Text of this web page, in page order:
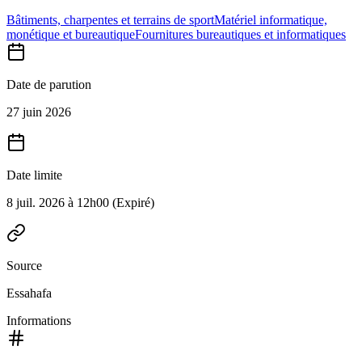
Bâtiments, charpentes et terrains de sportMatériel informatique,
monétique et bureautiqueFournitures bureautiques et informatiques
Date de parution
27 juin 2026
Date limite
8 juil. 2026 à 12h00 (Expiré)
Source
Essahafa
Informations